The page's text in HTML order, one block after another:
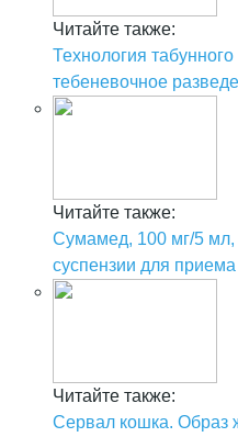
Читайте также:
Технология
тебеневочное
Читайте также:
Сумамед, 100 мг/5 мл,
суспензии для
Читайте также:
Сервал кошка. Образ